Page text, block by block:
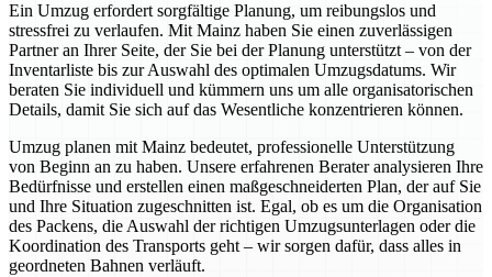
Ein Umzug erfordert sorgfältige Planung, um reibungslos und
stressfrei zu verlaufen. Mit Mainz haben Sie einen zuverlässigen
Partner an Ihrer Seite, der Sie bei der Planung unterstützt – von der
Inventarliste bis zur Auswahl des optimalen Umzugsdatums. Wir
beraten Sie individuell und kümmern uns um alle organisatorischen
Details, damit Sie sich auf das Wesentliche konzentrieren können.
Umzug planen mit Mainz bedeutet, professionelle Unterstützung
von Beginn an zu haben. Unsere erfahrenen Berater analysieren Ihre
Bedürfnisse und erstellen einen maßgeschneiderten Plan, der auf Sie
und Ihre Situation zugeschnitten ist. Egal, ob es um die Organisation
des Packens, die Auswahl der richtigen Umzugsunterlagen oder die
Koordination des Transports geht – wir sorgen dafür, dass alles in
geordneten Bahnen verläuft.